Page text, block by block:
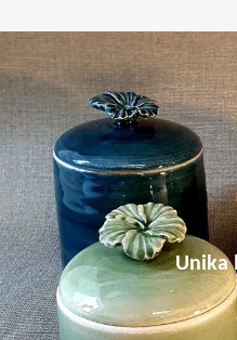
Unika